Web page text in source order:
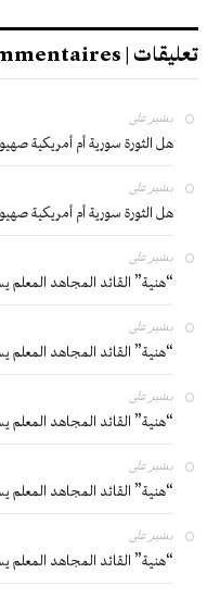
تعليقات | Commentaires
بشير على
هل الثورة سورية أم أمريكية
بشير على
هل الثورة سورية أم أمريكية
بشير على
“هنية” القائد المجاهد المعلم
بشير على
“هنية” القائد المجاهد المعلم
بشير على
“هنية” القائد المجاهد المعلم
بشير على
“هنية” القائد المجاهد المعلم
بشير على
“هنية” القائد المجاهد المعلم